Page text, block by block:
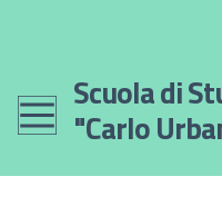
principale
Scuola di
"Carlo